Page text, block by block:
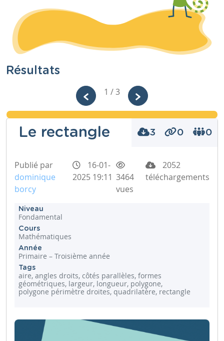
Résultats
1 / 3
Le rectangle 3 0 0
Publié par
dominique
borcy
16-01-
2025 19:11 3464
vues
2052
téléchargements
Niveau
Fondamental
Cours
Mathématiques
Année
Primaire – Troisième année
Tags
aire, angles droits, côtés parallèles, formes
géométriques, largeur, longueur, polygone,
polygone périmètre droites, quadrilatère, rectangle